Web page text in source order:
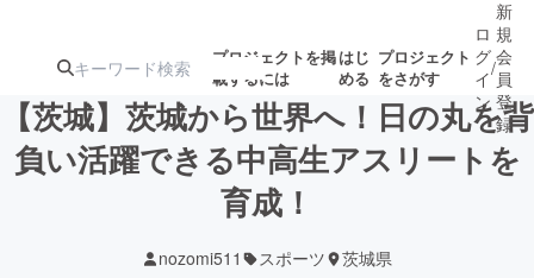
プロジェクトを掲
載するには
はじ
める
プロジェクト
をさがす
注目の新着プロ 募集終了が近いプ
ロ
グ
イ
ン
/
新
規
会
員
登
録
【茨城】茨城から世界へ！日の丸を背
負い活躍できる中高生アスリートを
育成！
nozomi511 スポーツ 茨城県